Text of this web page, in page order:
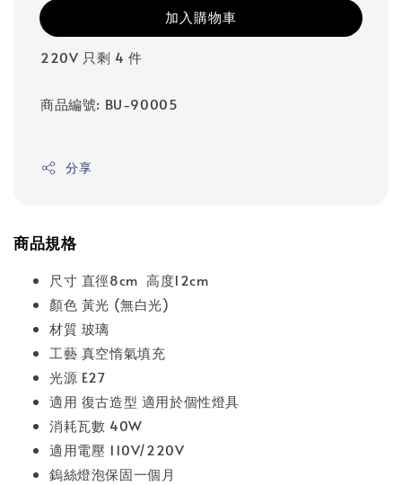
加入購物車
220V 只剩 4 件
商品編號: BU-90005
分享
商品規格
尺寸 直徑8cm 高度12cm
顏色 黃光 (無白光)
材質 玻璃
工藝 真空惰氣填充
光源 E27
適用 復古造型 適用於個性燈具
消耗瓦數 40W
適用電壓 110V/220V
鎢絲燈泡保固一個月